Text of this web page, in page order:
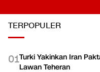
TERPOPULER
01Turki Yakinkan Iran
Lawan Teheran